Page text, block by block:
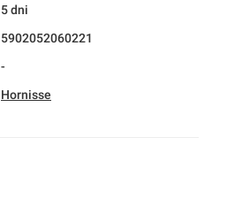
5 dni
5902052060221
-
Hornisse